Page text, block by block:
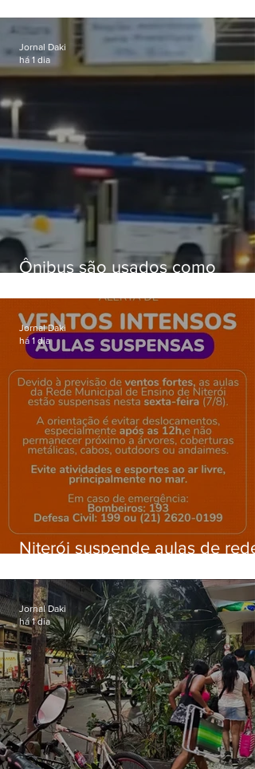
passagens
Ônibus são usados como
Gardênia Azul
Jornal Daki
há 1 dia
Niterói suspende aulas de rede
ventos fortes nesta sexta (7)
Jornal Daki
há 1 dia
Jornal Daki
há 1 dia